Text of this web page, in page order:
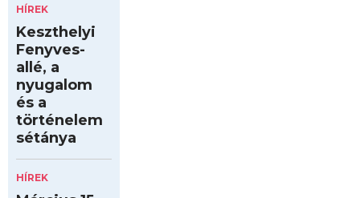
HÍREK
Keszthelyi
Fenyves-
allé, a
nyugalom
és a
történelem
sétánya
HÍREK